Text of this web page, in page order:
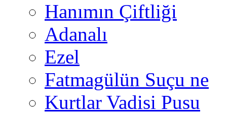
Hanımın Çiftliği
Adanalı
Ezel
Fatmagülün Suçu ne
Kurtlar Vadisi Pusu